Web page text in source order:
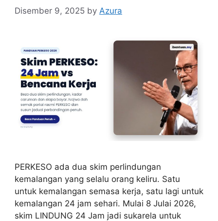
Disember 9, 2025 by Azura
PERKESO ada dua skim perlindungan
kemalangan yang selalu orang keliru. Satu
untuk kemalangan semasa kerja, satu lagi untuk
kemalangan 24 jam sehari. Mulai 8 Julai 2026,
skim LINDUNG 24 Jam jadi sukarela untuk